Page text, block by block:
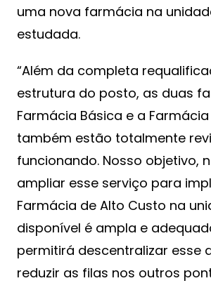
uma nova farmácia na
estudada.
“Além da completa
estrutura do posto, as duas
Farmácia Básica e a Farmácia
também estão totalmente
funcionando. Nosso objetivo,
ampliar esse serviço para
Farmácia de Alto Custo na
disponível é ampla e
permitirá descentralizar esse
reduzir as filas nos outros